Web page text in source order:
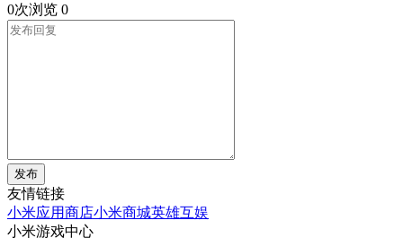
0次浏览 0
发布
友情链接
小米应用商店小米商城英雄互娱
小米游戏中心